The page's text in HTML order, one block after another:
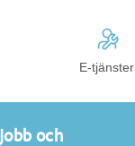
E-tjänster
Jobb och